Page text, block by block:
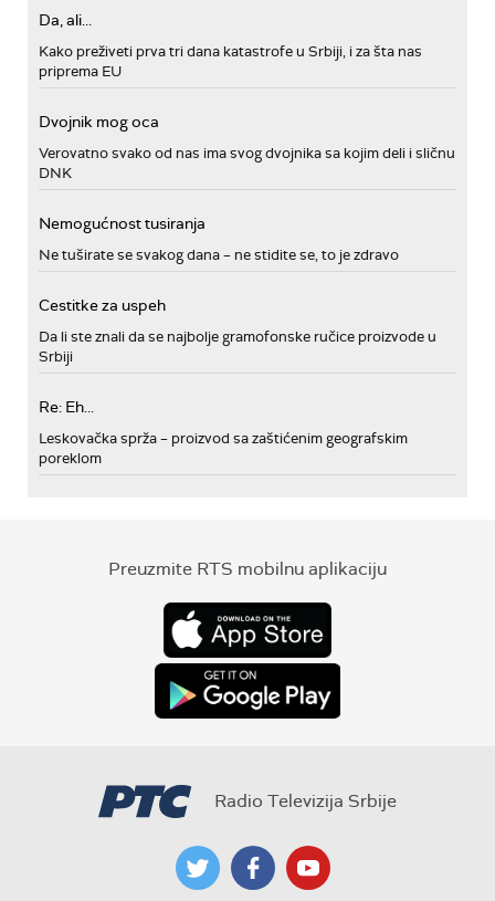
Da, ali...
Kako preživeti prva tri dana katastrofe u Srbiji, i za šta nas
priprema EU
Dvojnik mog oca
Verovatno svako od nas ima svog dvojnika sa kojim deli i sličnu
DNK
Nemogućnost tusiranja
Ne tuširate se svakog dana – ne stidite se, to je zdravo
Cestitke za uspeh
Da li ste znali da se najbolje gramofonske ručice proizvode u
Srbiji
Re: Eh...
Leskovačka sprža – proizvod sa zaštićenim geografskim
poreklom
Preuzmite RTS mobilnu aplikaciju
Radio Televizija Srbije